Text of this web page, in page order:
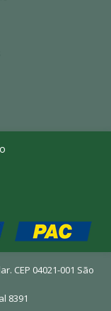
CEP 04021-001 São
8391